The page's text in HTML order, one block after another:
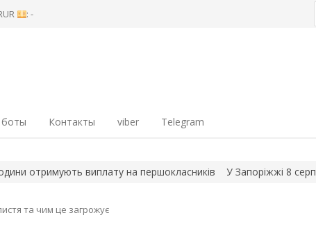
: -
Контакты viber Telegram
виплату на першокласників У Запоріжжі 8 серпня не
та чим це загрожує